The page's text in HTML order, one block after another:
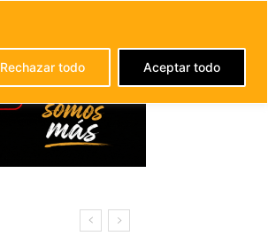
Rechazar todo Aceptar todo